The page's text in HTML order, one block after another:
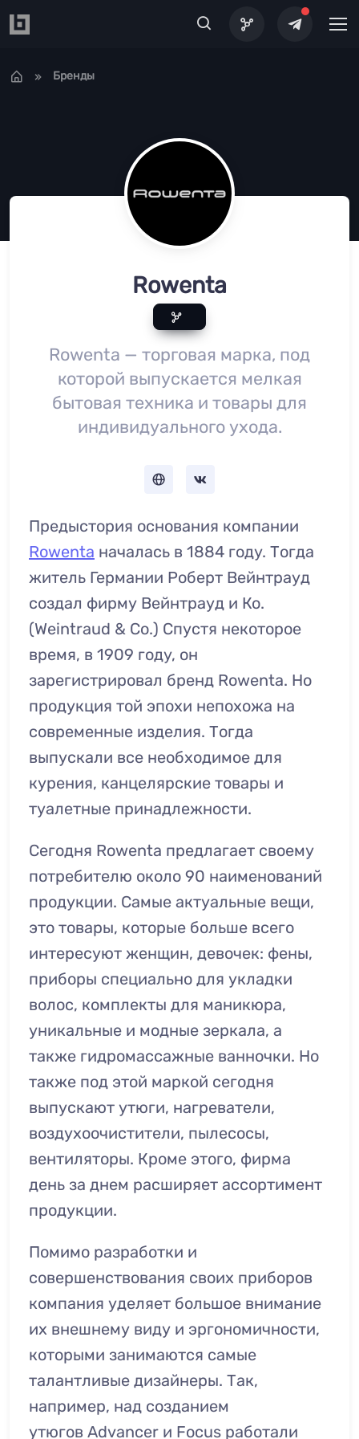
Бренды
Rowenta
Rowenta — торговая марка, под
которой выпускается мелкая
бытовая техника и товары для
индивидуального ухода.
Предыстория основания компании
Rowenta началась в 1884 году. Тогда
житель Германии Роберт Вейнтрауд
создал фирму Вейнтрауд и Ко.
(Weintraud & Co.) Спустя некоторое
время, в 1909 году, он
зарегистрировал бренд Rowenta. Но
продукция той эпохи непохожа на
современные изделия. Тогда
выпускали все необходимое для
курения, канцелярские товары и
туалетные принадлежности.
Сегодня Rowenta предлагает своему
потребителю около 90 наименований
продукции. Самые актуальные вещи,
это товары, которые больше всего
интересуют женщин, девочек: фены,
приборы специально для укладки
волос, комплекты для маникюра,
уникальные и модные зеркала, а
также гидромассажные ванночки. Но
также под этой маркой сегодня
выпускают утюги, нагреватели,
воздухоочистители, пылесосы,
вентиляторы. Кроме этого, фирма
день за днем расширяет ассортимент
продукции.
Помимо разработки и
совершенствования своих приборов
компания уделяет большое внимание
их внешнему виду и эргономичности,
которыми занимаются самые
талантливые дизайнеры. Так,
например, над созданием
утюгов Advancer и Focus работали